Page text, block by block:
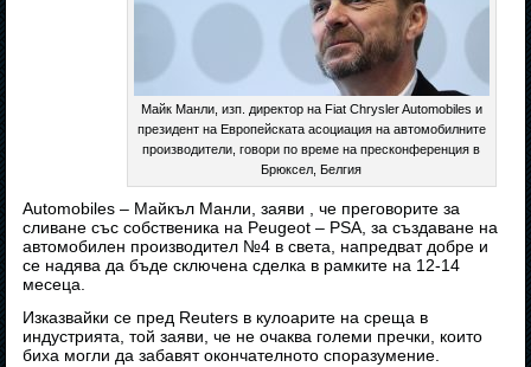
Майк Манли, изп. директор на Fiat Chrysler Automobiles и
президент на Европейската асоциация на автомобилните
производители, говори по време на пресконференция в
Брюксел, Белгия
Automobiles – Майкъл Манли, заяви , че преговорите за
сливане със собственика на Peugeot – PSA, за създаване на
автомобилен производител №4 в света, напредват добре и
се надява да бъде сключена сделка в рамките на 12-14
месеца.
Изказвайки се пред Reuters в кулоарите на среща в
индустрията, той заяви, че не очаква големи пречки, които
биха могли да забавят окончателното споразумение.